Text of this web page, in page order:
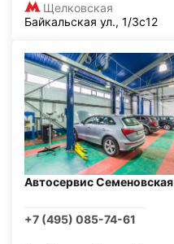
Щелковская
Байкальская ул., 1/3с12
Автосервис Семеновская
+7 (495) 085-74-61